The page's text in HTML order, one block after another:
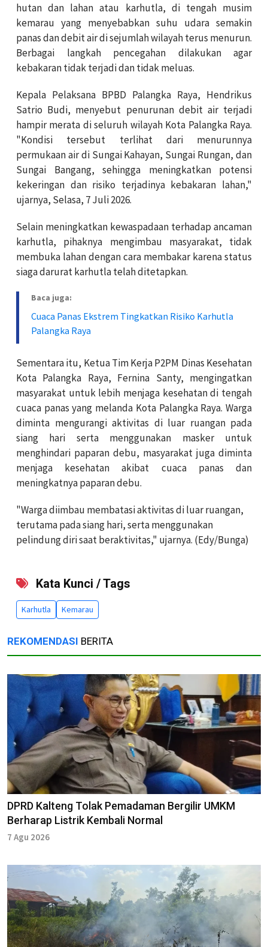
hutan dan lahan atau karhutla, di tengah musim
kemarau yang menyebabkan suhu udara semakin
panas dan debit air di sejumlah wilayah terus menurun.
Berbagai langkah pencegahan dilakukan agar
kebakaran tidak terjadi dan tidak meluas.
Kepala Pelaksana BPBD Palangka Raya, Hendrikus
Satrio Budi, menyebut penurunan debit air terjadi
hampir merata di seluruh wilayah Kota Palangka Raya.
"Kondisi tersebut terlihat dari menurunnya
permukaan air di Sungai Kahayan, Sungai Rungan, dan
Sungai Bangang, sehingga meningkatkan potensi
kekeringan dan risiko terjadinya kebakaran lahan,"
ujarnya, Selasa, 7 Juli 2026.
Selain meningkatkan kewaspadaan terhadap ancaman
karhutla, pihaknya mengimbau masyarakat, tidak
membuka lahan dengan cara membakar karena status
siaga darurat karhutla telah ditetapkan.
Baca juga:
Cuaca Panas Ekstrem Tingkatkan Risiko Karhutla
Palangka Raya
Sementara itu, Ketua Tim Kerja P2PM Dinas Kesehatan
Kota Palangka Raya, Fernina Santy, mengingatkan
masyarakat untuk lebih menjaga kesehatan di tengah
cuaca panas yang melanda Kota Palangka Raya. Warga
diminta mengurangi aktivitas di luar ruangan pada
siang hari serta menggunakan masker untuk
menghindari paparan debu, masyarakat juga diminta
menjaga kesehatan akibat cuaca panas dan
meningkatnya paparan debu.
"Warga diimbau membatasi aktivitas di luar ruangan,
terutama pada siang hari, serta menggunakan
pelindung diri saat beraktivitas," ujarnya. (Edy/Bunga)
Kata Kunci / Tags
Karhutla Kemarau
REKOMENDASI BERITA
DPRD Kalteng Tolak Pemadaman Bergilir UMKM
Berharap Listrik Kembali Normal
7 Agu 2026